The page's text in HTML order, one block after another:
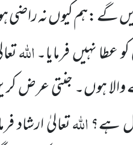
گے :ہم کیوں نہ راضی
عطا نہیں فرمایا۔اللہ
ہوں۔ جنتی عرض
ہے؟اللہتعالیٰ ارشاد